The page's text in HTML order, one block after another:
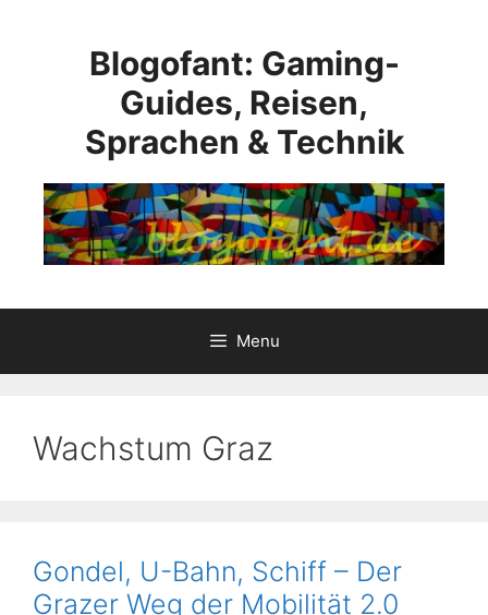
Blogofant: Gaming-
Guides, Reisen,
Sprachen & Technik
Menu
Wachstum Graz
Gondel, U-Bahn, Schiff – Der
Grazer Weg der Mobilität 2.0